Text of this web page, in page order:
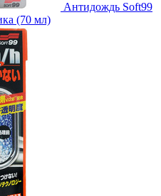
Антидождь Soft99
(70 мл)